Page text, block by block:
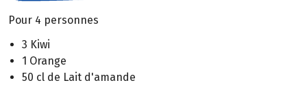
Pour 4 personnes
3 Kiwi
1 Orange
50 cl de Lait d'amande